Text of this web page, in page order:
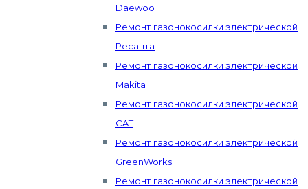
Daewoo
Ремонт газонокосилки электрической
Ресанта
Ремонт газонокосилки электрической
Makita
Ремонт газонокосилки электрической
CAT
Ремонт газонокосилки электрической
GreenWorks
Ремонт газонокосилки электрической